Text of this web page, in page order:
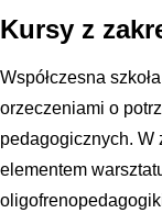
Kursy z
Współczesna
orzeczeniami o
pedagogicznych. W
elementem